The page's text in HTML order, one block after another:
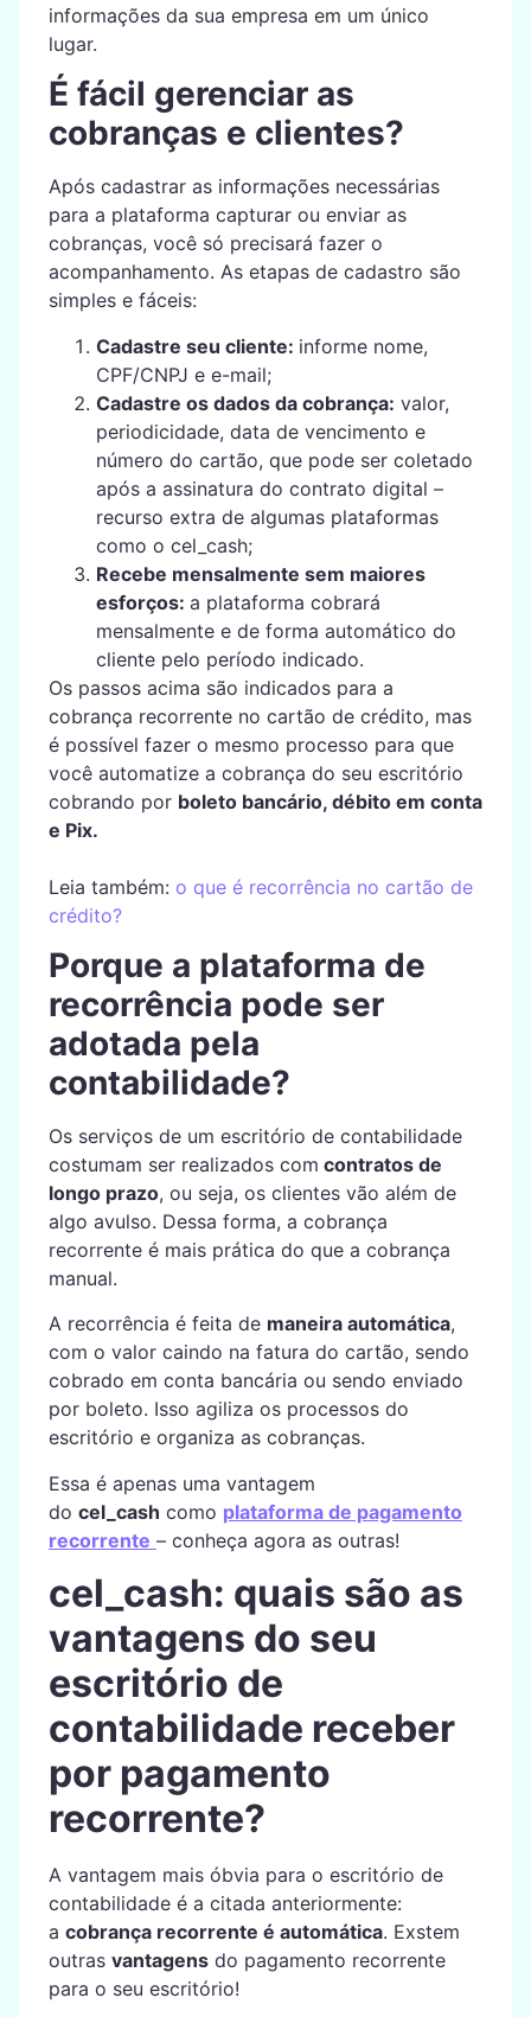
informações da sua empresa em um único
lugar.
É fácil gerenciar as
cobranças e clientes?
Após cadastrar as informações necessárias
para a plataforma capturar ou enviar as
cobranças, você só precisará fazer o
acompanhamento. As etapas de cadastro são
simples e fáceis:
Cadastre seu cliente: informe nome,
CPF/CNPJ e e-mail;
Cadastre os dados da cobrança: valor,
periodicidade, data de vencimento e
número do cartão, que pode ser coletado
após a assinatura do contrato digital –
recurso extra de algumas plataformas
como o cel_cash;
Recebe mensalmente sem maiores
esforços: a plataforma cobrará
mensalmente e de forma automático do
cliente pelo período indicado.
Os passos acima são indicados para a
cobrança recorrente no cartão de crédito, mas
é possível fazer o mesmo processo para que
você automatize a cobrança do seu escritório
cobrando por boleto bancário, débito em conta
e Pix.
Leia também: o que é recorrência no cartão de
crédito?
Porque a plataforma de
recorrência pode ser
adotada pela
contabilidade?
Os serviços de um escritório de contabilidade
costumam ser realizados com contratos de
longo prazo, ou seja, os clientes vão além de
algo avulso. Dessa forma, a cobrança
recorrente é mais prática do que a cobrança
manual.
A recorrência é feita de maneira automática,
com o valor caindo na fatura do cartão, sendo
cobrado em conta bancária ou sendo enviado
por boleto. Isso agiliza os processos do
escritório e organiza as cobranças.
Essa é apenas uma vantagem
do cel_cash como plataforma de pagamento
recorrente – conheça agora as outras!
cel_cash: quais são as
vantagens do seu
escritório de
contabilidade receber
por pagamento
recorrente?
A vantagem mais óbvia para o escritório de
contabilidade é a citada anteriormente:
a cobrança recorrente é automática. Exstem
outras vantagensdo pagamento recorrente
para o seu escritório!